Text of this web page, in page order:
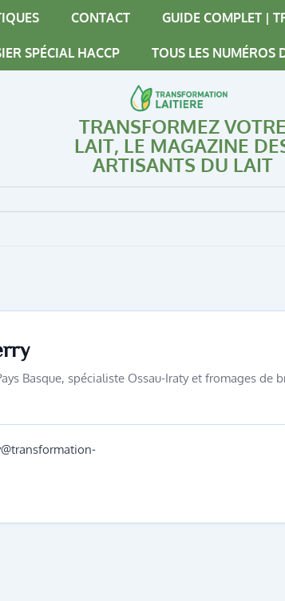
CONTACT GUIDE COMPLET |
SPÉCIAL HACCP TOUS LES NUMÉROS
TRANSFORMEZ VOTRE
LAIT, LE MAGAZINE
ARTISANTS DU LAIT
Basque, spécialiste Ossau-Iraty et fromages de